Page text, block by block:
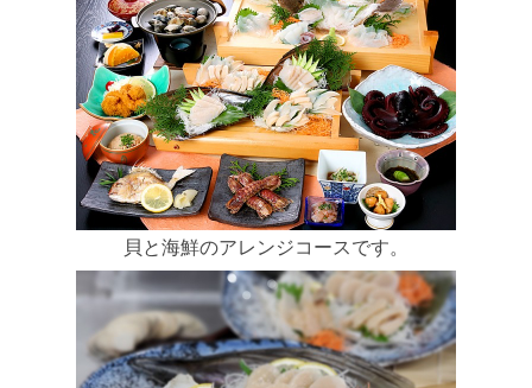
貝と海鮮のアレンジコースです。